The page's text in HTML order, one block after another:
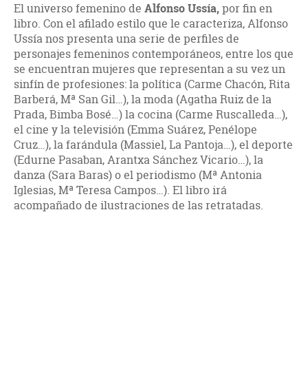
El universo femenino de Alfonso Ussía, por fin en
libro. Con el afilado estilo que le caracteriza, Alfonso
Ussía nos presenta una serie de perfiles de
personajes femeninos contemporáneos, entre los que
se encuentran mujeres que representan a su vez un
sinfín de profesiones: la política (Carme Chacón, Rita
Barberá, Mª San Gil…), la moda (Agatha Ruiz de la
Prada, Bimba Bosé…) la cocina (Carme Ruscalleda…),
el cine y la televisión (Emma Suárez, Penélope
Cruz…), la farándula (Massiel, La Pantoja…), el deporte
(Edurne Pasaban, Arantxa Sánchez Vicario…), la
danza (Sara Baras) o el periodismo (Mª Antonia
Iglesias, Mª Teresa Campos…). El libro irá
acompañado de ilustraciones de las retratadas.